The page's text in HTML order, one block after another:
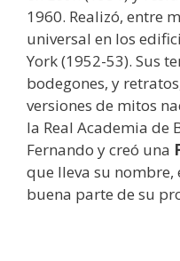
1960. Realizó, entre
universal en los
York (1952-53). Sus
bodegones, y
versiones de mitos
la Real Academia de
Fernando y creó una
que lleva su nombre,
buena parte de su